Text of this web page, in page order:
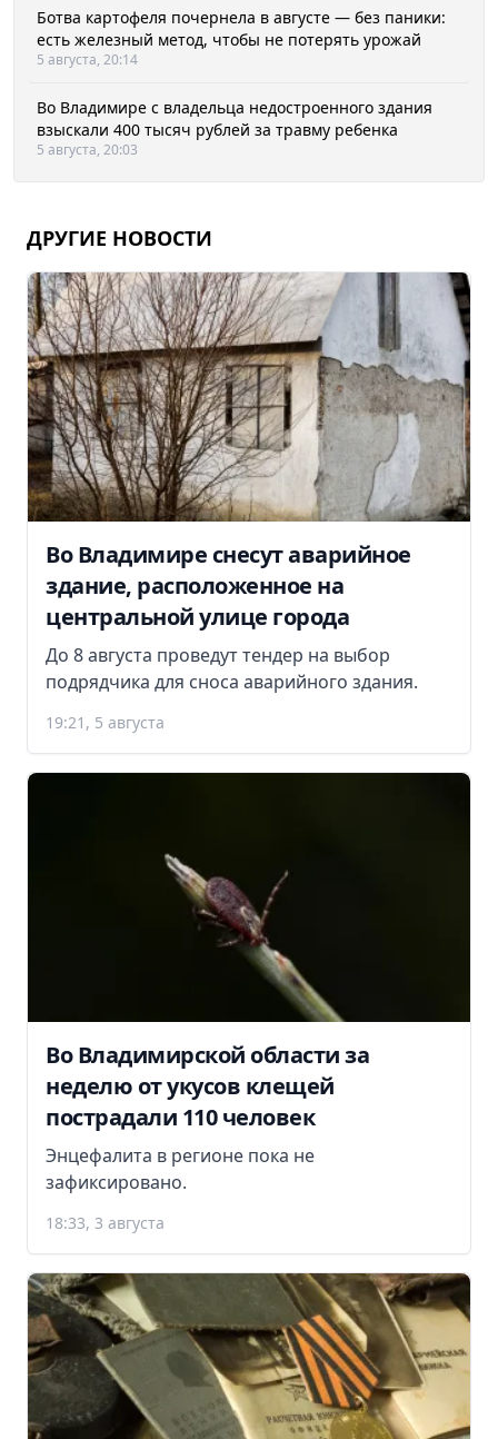
Ботва картофеля почернела в августе — без паники:
есть железный метод, чтобы не потерять урожай
5 августа, 20:14
Во Владимире с владельца недостроенного здания
взыскали 400 тысяч рублей за травму ребенка
5 августа, 20:03
ДРУГИЕ НОВОСТИ
Во Владимире снесут аварийное
здание, расположенное на
центральной улице города
До 8 августа проведут тендер на выбор
подрядчика для сноса аварийного здания.
19:21, 5 августа
Во Владимирской области за
неделю от укусов клещей
пострадали 110 человек
Энцефалита в регионе пока не
зафиксировано.
18:33, 3 августа